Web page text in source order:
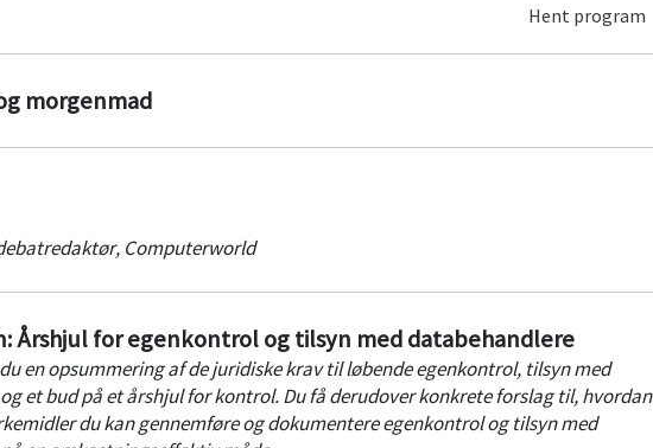
Hent program
morgenmad
, Computerworld
Årshjul for egenkontrol og tilsyn med databehandlere
en opsummering af de juridiske krav til løbende egenkontrol, tilsyn med
et bud på et årshjul for kontrol. Du få derudover konkrete forslag til, hvordan
du kan gennemføre og dokumentere egenkontrol og tilsyn med